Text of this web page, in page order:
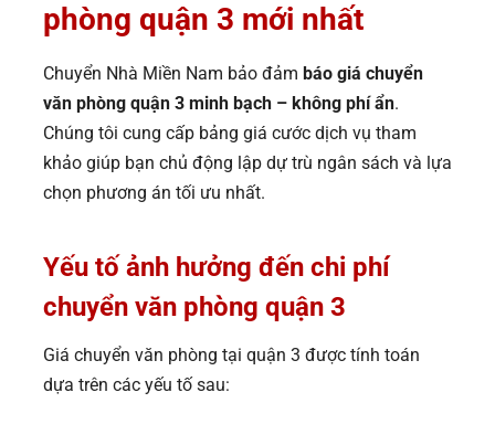
phòng quận 3 mới nhất
Chuyển Nhà Miền Nam bảo đảm báo giá chuyển
văn phòng quận 3 minh bạch – không phí ẩn.
Chúng tôi cung cấp bảng giá cước dịch vụ tham
khảo giúp bạn chủ động lập dự trù ngân sách và lựa
chọn phương án tối ưu nhất.
Yếu tố ảnh hưởng đến chi phí
chuyển văn phòng quận 3
Giá chuyển văn phòng tại quận 3 được tính toán
dựa trên các yếu tố sau: